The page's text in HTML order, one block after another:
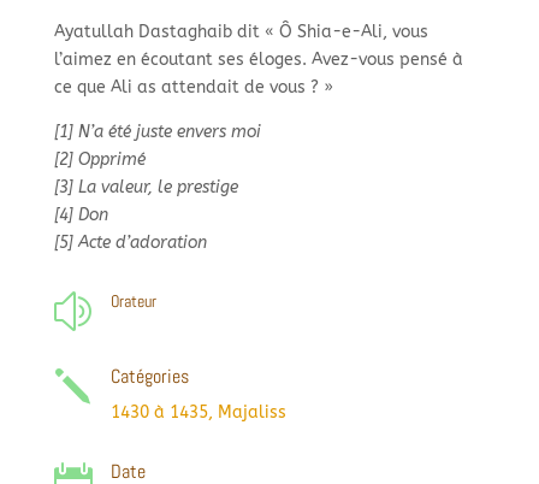
Ayatullah Dastaghaib dit « Ô Shia-e-Ali, vous
l’aimez en écoutant ses éloges. Avez-vous pensé à
ce que Ali as attendait de vous ? »
[1] N’a été juste envers moi
[2] Opprimé
[3] La valeur, le prestige
[4] Don
[5] Acte d’adoration
z Orateur
j Catégories
1430 à 1435, Majaliss
Date